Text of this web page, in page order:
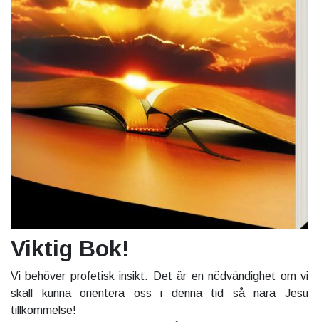
Viktig Bok!
Vi behöver profetisk insikt. Det är en nödvändighet om vi
skall kunna orientera oss i denna tid så nära Jesu
tillkommelse!